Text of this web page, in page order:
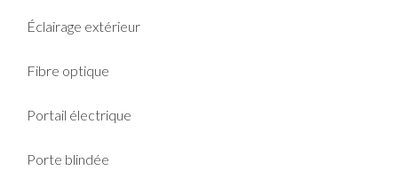
Éclairage extérieur
Fibre optique
Portail électrique
Porte blindée